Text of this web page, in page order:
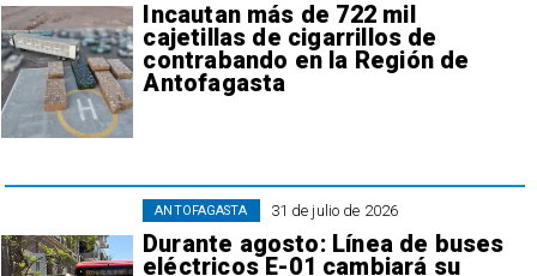
Incautan más de 722 mil
cajetillas de cigarrillos de
contrabando en la Región de
Antofagasta
31 de julio de 2026
Durante agosto: Línea de buses
eléctricos E-01 cambiará su
ANTOFAGASTA